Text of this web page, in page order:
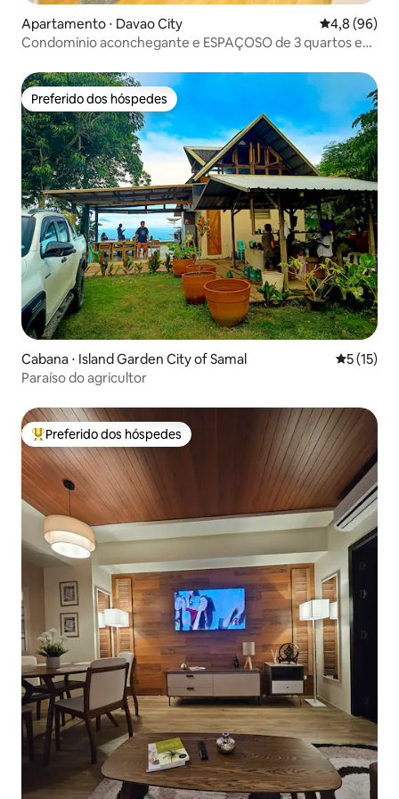
Apartamento ⋅ Davao City 4,8 de uma
4,8 (96)
Condomínio aconchegante e ESPAÇOSO de 3 quartos em
Preferido dos hóspedes
Preferido dos hóspedes
Cabana ⋅ Island Garden City of Samal 5 de uma
5 (15)
Paraíso do agricultor
Entre os melhores preferidos dos hóspedes
Preferido dos hóspedes